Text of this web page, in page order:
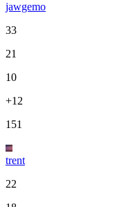
jawgemo
33
21
10
+12
151
trent
22